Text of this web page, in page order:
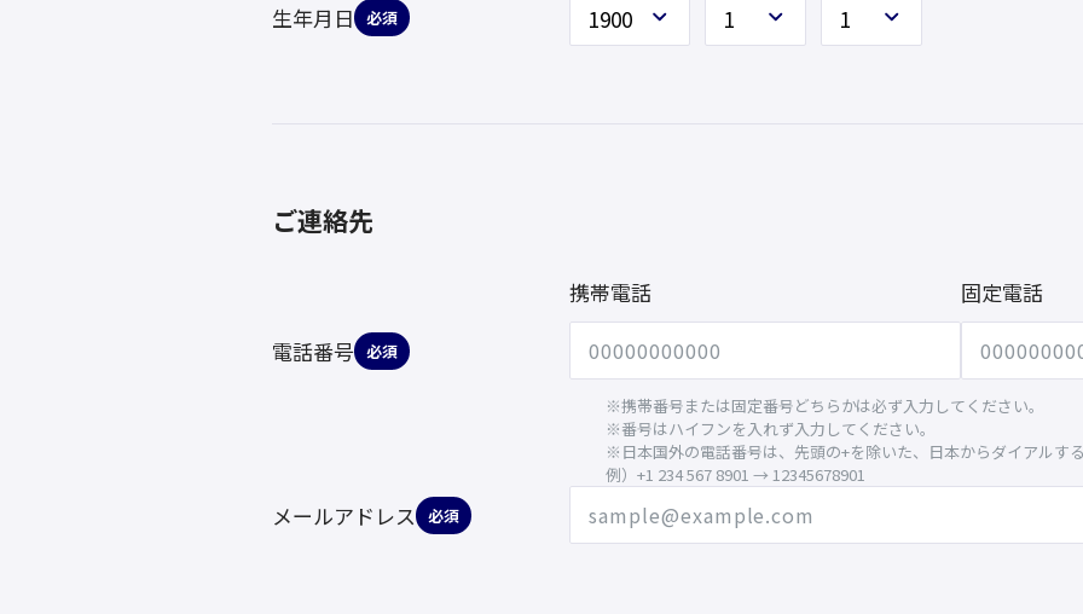
生年月日 必須
ご連絡先
電話番号 必須
携帯電話 固定電話
※携帯番号または固定番号どちらかは必ず入力してください。
※番号はハイフンを入れず入力してください。
※日本国外の電話番号は、先頭の+を除いた、日本からダイアルす
例）+1 234 567 8901 → 12345678901
メールアドレス 必須